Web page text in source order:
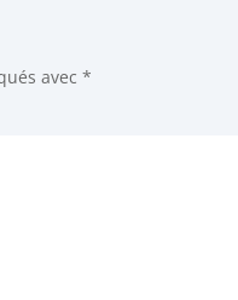
avec*